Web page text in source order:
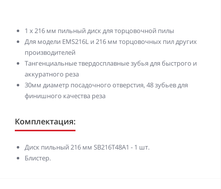
1 х 216 мм пильный диск для торцовочной пилы
Для модели EMS216L и 216 мм торцовочных пил других
производителей
Тангенциальные твердосплавные зубья для быстрого и
аккуратного реза
30мм диаметр посадочного отверстия, 48 зубьев для
финишного качества реза
Комплектация:
Диск пильный 216 мм SB216T48A1 - 1 шт.
Блистер.